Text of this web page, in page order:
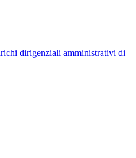
dirigenziali amministrativi di